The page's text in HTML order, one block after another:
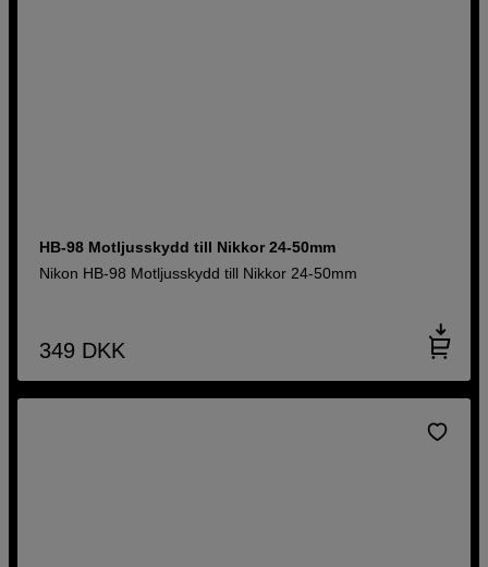
HB-98 Motljusskydd till Nikkor 24-50mm
Nikon HB-98 Motljusskydd till Nikkor 24-50mm
349 DKK